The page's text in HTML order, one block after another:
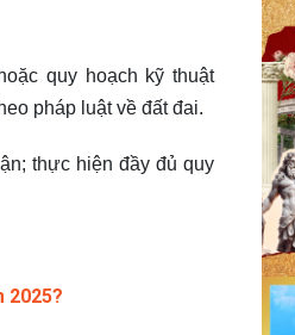
quy hoạch kỹ thuật
pháp luật về đất đai.
thực hiện đầy đủ quy
2025?